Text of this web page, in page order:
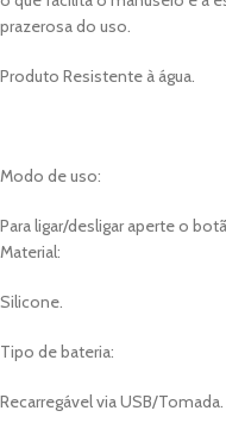
prazerosa do uso.
Produto Resistente à água.
Modo de uso:
Para ligar/desligar aperte o
Material:
Silicone.
Tipo de bateria:
Recarregável via USB/Tomada.